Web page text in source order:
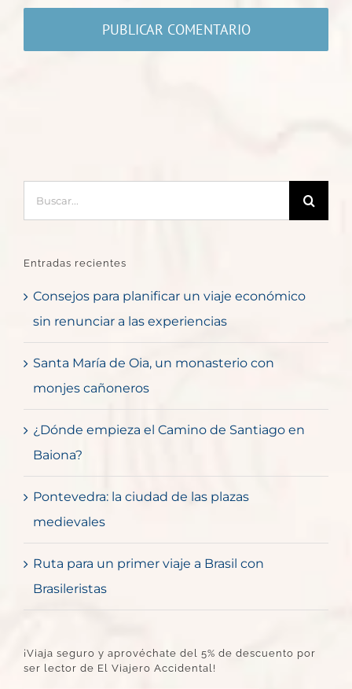
Entradas recientes
Consejos para planificar un viaje económico
sin renunciar a las experiencias
Santa María de Oia, un monasterio con
monjes cañoneros
¿Dónde empieza el Camino de Santiago en
Baiona?
Pontevedra: la ciudad de las plazas
medievales
Ruta para un primer viaje a Brasil con
Brasileristas
¡Viaja seguro y aprovéchate del 5% de descuento por
ser lector de El Viajero Accidental!